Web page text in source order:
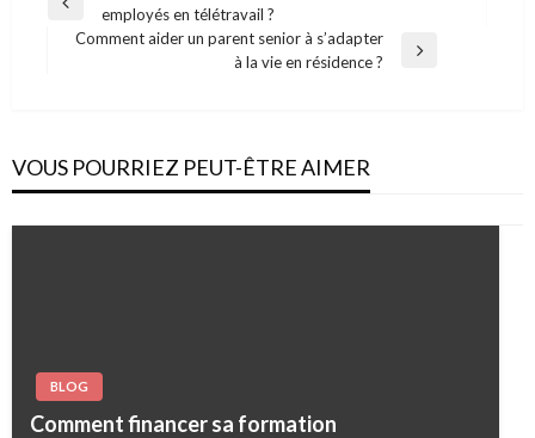
Previous
Post
employés en télétravail ?
Comment aider un parent senior à s’adapter
à la vie en résidence ?
VOUS POURRIEZ PEUT-ÊTRE AIMER
BLOG
Comment financer sa formation